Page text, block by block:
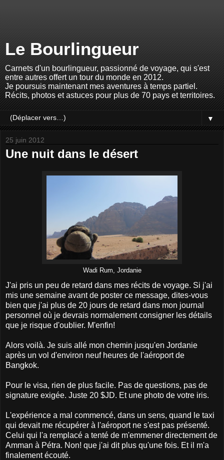
Le Bourlingueur
Carnets d'un bourlingueur, passionné de voyage, qui s'est
entre autres offert un tour du monde en 2012.
Je poursuis maintenant mes aventures à temps partiel.
Récits, photos et astuces pour plus de 70 pays et territoires.
▼
25 juin 2012
Une nuit dans le désert
Wadi Rum, Jordanie
J'ai pris un peu de retard dans mes récits de voyage. Si j'ai
mis une semaine avant de poster ce message, dites-vous
bien que j'ai plus de 20 jours de retard dans mon journal
personnel où je devrais normalement consigner les détails
que je risque d'oublier. M'enfin!
Alors voilà. Je suis allé mon chemin jusqu'en Jordanie
après un vol d'environ neuf heures de l'aéroport de
Bangkok.
Pour le visa, rien de plus facile. Pas de questions, pas de
signature exigée. Juste 20 $JD. Et une photo de votre iris.
L'expérience a mal commencé, dans un sens, quand le taxi
qui devait me récupérer à l'aéroport ne s'est pas présenté.
Celui qui l'a remplacé a tenté de m'emmener directement de
Amman à Pétra. Non! que j'ai dit plus qu'une fois. Et il m'a
finalement écouté.